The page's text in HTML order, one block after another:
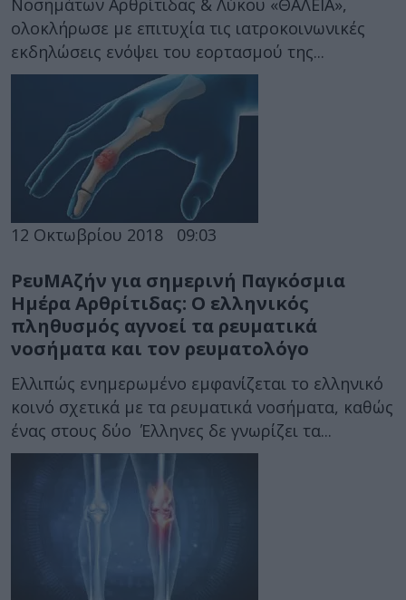
Νοσημάτων Αρθρίτιδας & Λύκου «ΘΑΛΕΙΑ»,
ολοκλήρωσε με επιτυχία τις ιατροκοινωνικές
εκδηλώσεις ενόψει του εορτασμού της...
12 Οκτωβρίου 2018 09:03
ΡευΜΑζήν για σημερινή Παγκόσμια
Ημέρα Αρθρίτιδας: Ο ελληνικός
πληθυσμός αγνοεί τα ρευματικά
νοσήματα και τον ρευματολόγο
Ελλιπώς ενημερωμένο εμφανίζεται το ελληνικό
κοινό σχετικά με τα ρευματικά νοσήματα, καθώς
ένας στους δύο Έλληνες δε γνωρίζει τα...